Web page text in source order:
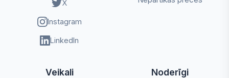
X
Instagram
LinkedIn
Veikali Noderīgi